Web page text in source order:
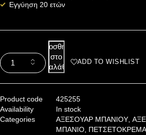
Εγγύηση 20 ετών
Προσθήκη
στο
καλάθι
ADD TO WISHLIST
Product code
425255
Availability
In stock
Categories
ΑΞΕΣΟΥΑΡ ΜΠΑΝΙΟΥ,
ΜΠΑΝΙΟ,